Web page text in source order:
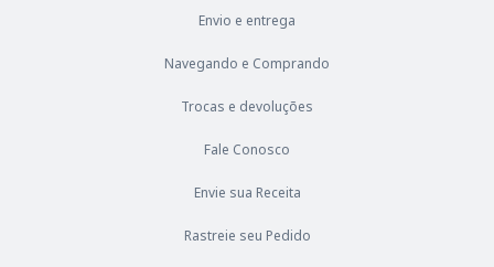
Envio e entrega
Navegando e Comprando
Trocas e devoluções
Fale Conosco
Envie sua Receita
Rastreie seu Pedido